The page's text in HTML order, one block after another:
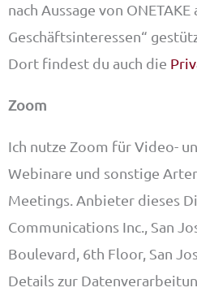
nach Aussage von
Geschäftsinteressen“
Dort findest du auch die
Zoom
Ich nutze Zoom für Video-
Webinare und sonstige
Meetings. Anbieter dieses
Communications Inc., San
Boulevard, 6th Floor, San
Details zur